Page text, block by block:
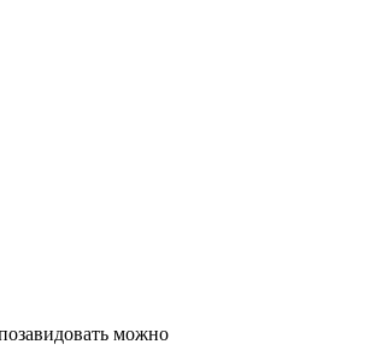
можно